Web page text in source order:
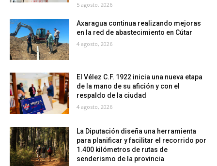
5 agosto, 2026
Axaragua continua realizando mejoras
en la red de abastecimiento en Cútar
4 agosto, 2026
El Vélez C.F. 1922 inicia una nueva etapa
de la mano de su afición y con el
respaldo de la ciudad
4 agosto, 2026
La Diputación diseña una herramienta
para planificar y facilitar el recorrido por
1.400 kilómetros de rutas de
senderismo de la provincia